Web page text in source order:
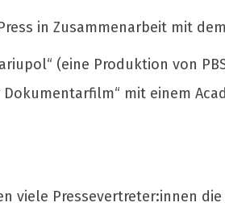
in Zusammenarbeit mit
(eine Produktion von
mit einem
viele Pressevertreter:innen